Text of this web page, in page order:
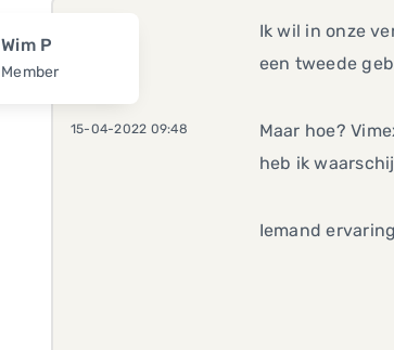
Wim P
Member
15-04-2022 09:48
Ik wil in onze
een tweede
Maar hoe?
heb ik
Iemand